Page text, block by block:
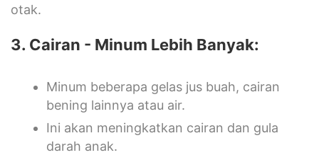
otak.
3. Cairan - Minum Lebih Banyak:
Minum beberapa gelas jus buah, cairan
bening lainnya atau air.
Ini akan meningkatkan cairan dan gula
darah anak.